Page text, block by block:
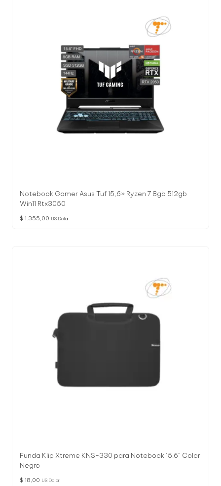
Notebook Gamer Asus Tuf 15,6» Ryzen 7 8gb 512gb
Win11 Rtx3050
$ 1.355,00 US Dolar
Funda Klip Xtreme KNS-330 para Notebook 15.6” Color
Negro
$ 18,00 US Dolar